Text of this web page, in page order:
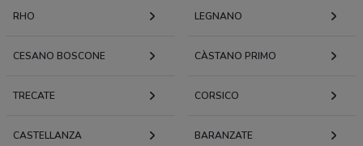
RHO LEGNANO
CESANO BOSCONE CÀSTANO PRIMO
TRECATE CORSICO
CASTELLANZA BARANZATE